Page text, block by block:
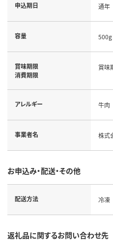
申込期日 通年
容量
賞味期限
消費期限
賞味
アレルギー 牛肉
事業者名 株式
お申込み・配送・その他
配送方法 冷凍
返礼品に関するお問い合わせ先